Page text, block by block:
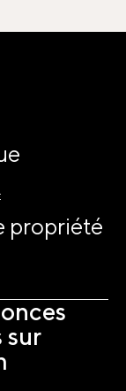
propriété
sur